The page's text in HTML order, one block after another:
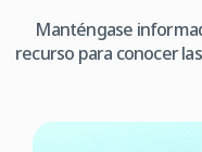
Manténgase
recurso para conocer